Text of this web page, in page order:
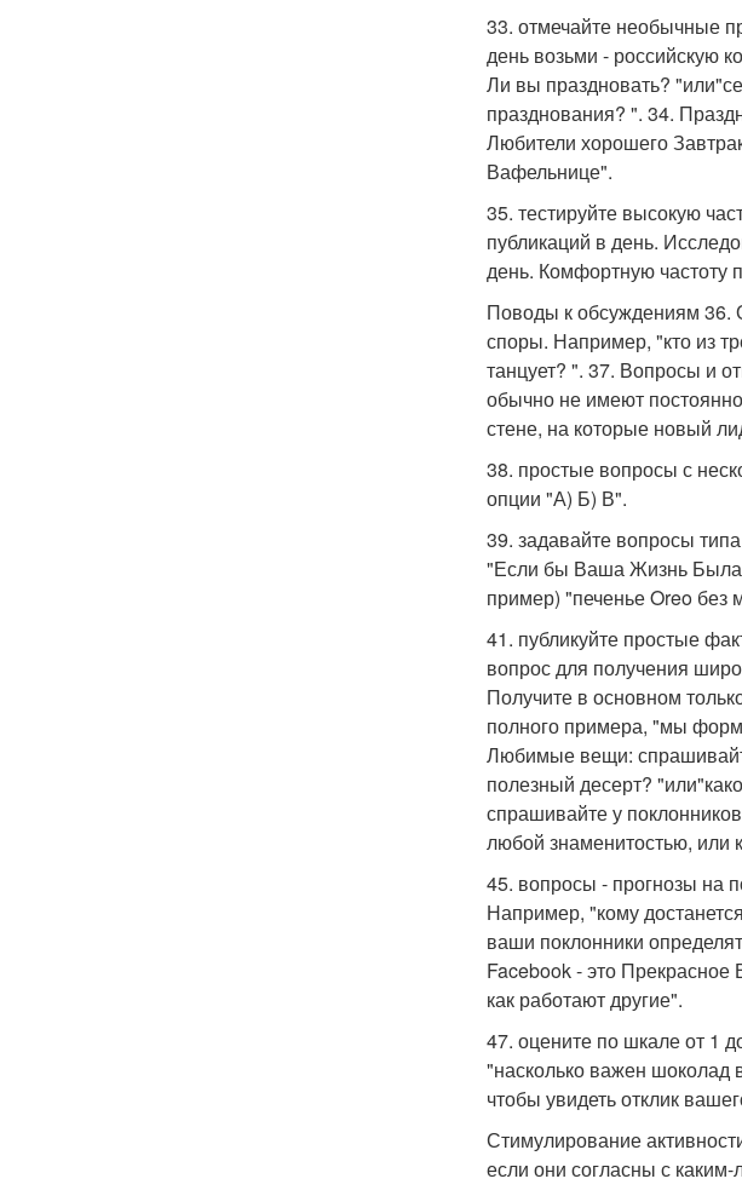
33. отмечайте необычные
день возьми - российскую
Ли вы праздновать?
празднования? ". 34.
Любители хорошего
Вафельнице".
35. тестируйте высокую
публикаций в день.
день. Комфортную частоту
Поводы к обсуждениям 36.
споры. Например, "кто из
танцует? ". 37. Вопросы и
обычно не имеют
стене, на которые новый
38. простые вопросы с
опции "А) Б) В".
39. задавайте вопросы
"Если бы Ваша Жизнь Была
пример) "печенье Oreo
41. публикуйте простые
вопрос для получения
Получите в основном
полного примера, "мы
Любимые вещи:
полезный десерт?
спрашивайте у
любой знаменитостью, или
45. вопросы - прогнозы на
Например, "кому
ваши поклонники
Facebook - это
как работают другие".
47. оцените по шкале от 1
"насколько важен шоколад
чтобы увидеть отклик
Стимулирование
если они согласны с